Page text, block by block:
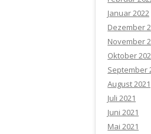
Januar 2022
Dezember
November
Oktober
September
August 2021
Juli 2021
Juni 2021
Mai 2021